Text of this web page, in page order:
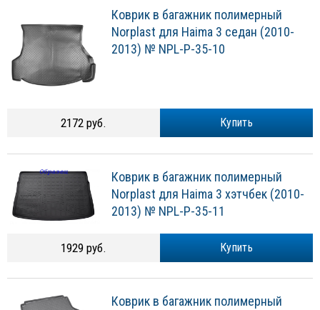
Коврик в багажник полимерный
Norplast для Haima 3 седан (2010-
2013) № NPL-P-35-10
Купить
2172 руб.
Коврик в багажник полимерный
Norplast для Haima 3 хэтчбек (2010-
2013) № NPL-P-35-11
Купить
1929 руб.
Коврик в багажник полимерный